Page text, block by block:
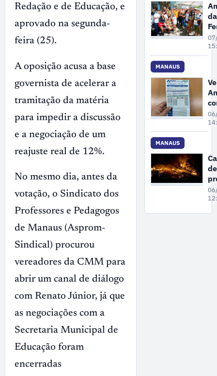
Redação e de Educação, e
aprovado na segunda-
feira (25).
A oposição acusa a base
governista de acelerar a
tramitação da matéria
para impedir a discussão
e a negociação de um
reajuste real de 12%.
No mesmo dia, antes da
votação, o Sindicato dos
Professores e Pedagogos
de Manaus (Asprom-
Sindical) procurou
vereadores da CMM para
abrir um canal de diálogo
com Renato Júnior, já que
as negociações com a
Secretaria Municipal de
Educação foram
encerradas
da
MANAUS
MANAUS
de
a